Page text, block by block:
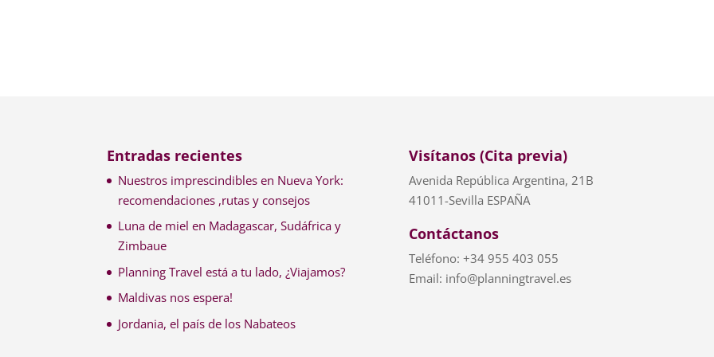
Entradas recientes
Nuestros imprescindibles en Nueva York:
recomendaciones ,rutas y consejos
Luna de miel en Madagascar, Sudáfrica y
Zimbaue
Planning Travel está a tu lado, ¿Viajamos?
Maldivas nos espera!
Jordania, el país de los Nabateos
Visítanos (Cita previa)
Avenida República Argentina, 21B
41011-Sevilla ESPAÑA
Contáctanos
Teléfono: +34 955 403 055
Email: info@planningtravel.es